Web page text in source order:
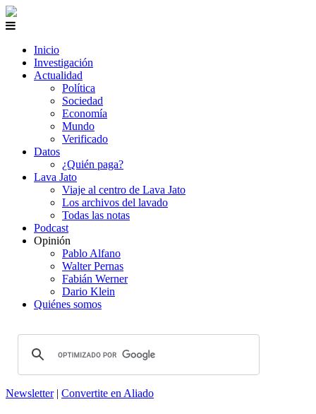
Inicio
Investigación
Actualidad
Política
Sociedad
Economía
Mundo
Verificado
Datos
¿Quién paga?
Lava Jato
Viaje al centro de Lava Jato
Los archivos del lavado
Todas las notas
Podcast
Opinión
Pablo Alfano
Walter Pernas
Fabián Werner
Dario Klein
Quiénes somos
Newsletter| Convertite en Aliado